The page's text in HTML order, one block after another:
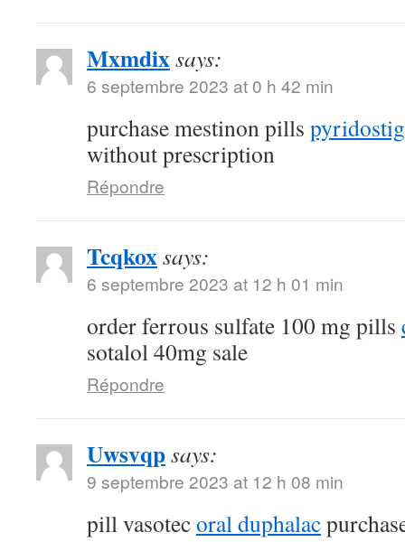
Mxmdixsays:
6 septembre 2023 at 0 h 42 min
purchase mestinon pills
without prescription
Répondre
Tcqkoxsays:
6 septembre 2023 at 12 h 01 min
order ferrous sulfate 100 mg pills
sotalol 40mg sale
Répondre
Uwsvqpsays:
9 septembre 2023 at 12 h 08 min
pill vasotecoral duphalac